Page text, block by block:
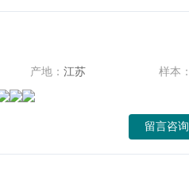
产地： 江苏 样本：
留言咨询